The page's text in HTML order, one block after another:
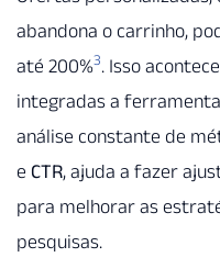
abandona o carrinho,
até 200%3. Isso
integradas a
análise constante de
e CTR, ajuda a fazer
para melhorar as
pesquisas.